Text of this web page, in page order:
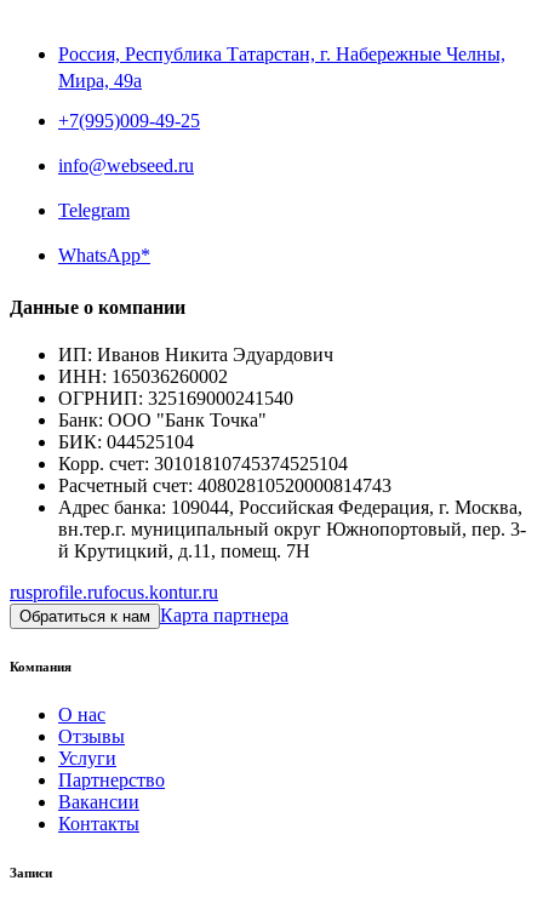
Россия, Республика Татарстан, г. Набережные Челны,
Мира, 49a
+7(995)009-49-25
info@webseed.ru
Telegram
WhatsApp*
Данные о компании
ИП: Иванов Никита Эдуардович
ИНН: 165036260002
ОГРНИП: 325169000241540
Банк: ООО "Банк Точка"
БИК: 044525104
Корр. счет: 30101810745374525104
Расчетный счет: 40802810520000814743
Адрес банка: 109044, Российская Федерация, г. Москва,
вн.тер.г. муниципальный округ Южнопортовый, пер. 3-
й Крутицкий, д.11, помещ. 7Н
rusprofile.rufocus.kontur.ru
Обратиться к нам Карта партнера
Компания
О нас
Отзывы
Услуги
Партнерство
Вакансии
Контакты
Записи